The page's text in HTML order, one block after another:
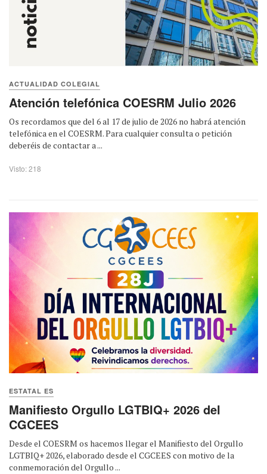
ACTUALIDAD COLEGIAL
Atención telefónica COESRM Julio 2026
Os recordamos que del 6 al 17 de julio de 2026 no habrá atención
telefónica en el COESRM. Para cualquier consulta o petición
deberéis de contactar a ...
Visto: 218
ESTATAL ES
Manifiesto Orgullo LGTBIQ+ 2026 del
CGCEES
Desde el COESRM os hacemos llegar el Manifiesto del Orgullo
LGTBIQ+ 2026, elaborado desde el CGCEES con motivo de la
conmemoración del Orgullo ...